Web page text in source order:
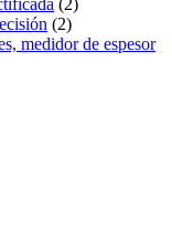
(2)
(2)
medidor de espesor